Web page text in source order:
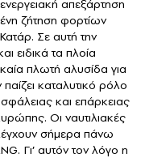
απεξάρτηση
ζήτηση φορτίων
Σε αυτή την
ειδικά τα πλοία
πλωτή αλυσίδα για
καταλυτικό ρόλο
και επάρκειας
Οι ναυτιλιακές
σήμερα πάνω
Γι’ αυτόν τον λόγο η